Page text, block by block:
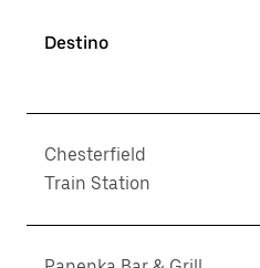
Destino
Chesterfield
Train Station